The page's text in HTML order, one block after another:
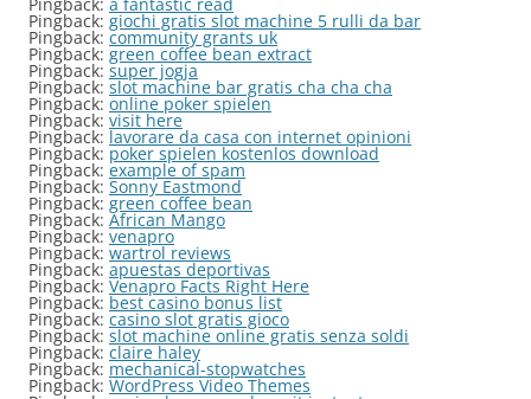
Pingback: giochi gratis slot machine 5 rulli da bar
Pingback: community grants uk
Pingback: green coffee bean extract
Pingback: super jogja
Pingback: slot machine bar gratis cha cha cha
Pingback: online poker spielen
Pingback: visit here
Pingback: lavorare da casa con internet opinioni
Pingback: poker spielen kostenlos download
Pingback: example of spam
Pingback: Sonny Eastmond
Pingback: green coffee bean
Pingback: African Mango
Pingback: venapro
Pingback: wartrol reviews
Pingback: apuestas deportivas
Pingback: Venapro Facts Right Here
Pingback: best casino bonus list
Pingback: casino slot gratis gioco
Pingback: slot machine online gratis senza soldi
Pingback: claire haley
Pingback: mechanical-stopwatches
Pingback: WordPress Video Themes